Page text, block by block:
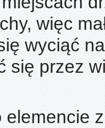
więc
wyciąć
się przez
elemencie